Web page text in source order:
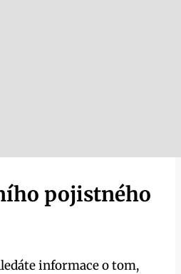
pojistného
informace o tom,